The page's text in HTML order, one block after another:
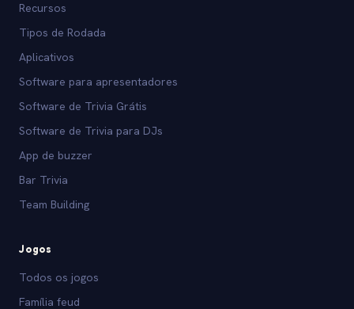
Recursos
Tipos de Rodada
Aplicativos
Software para apresentadores
Software de Trivia Grátis
Software de Trivia para DJs
App de buzzer
Bar Trivia
Team Building
Jogos
Todos os jogos
Família feud